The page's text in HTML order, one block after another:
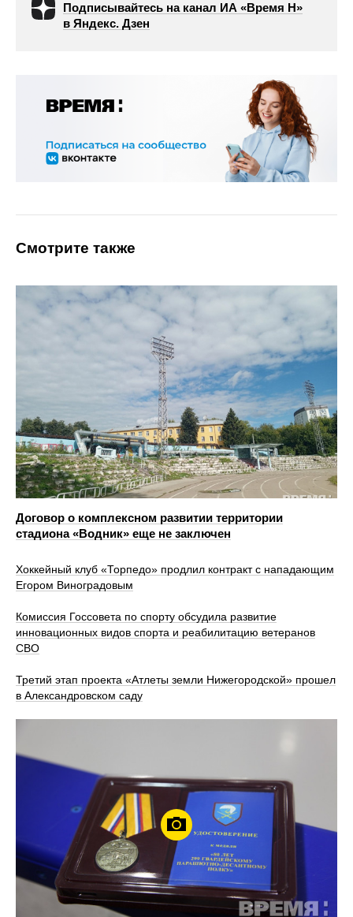
Подписывайтесь на канал ИА «Время Н»
в Яндекс. Дзен
Смотрите также
Договор о комплексном развитии территории
стадиона «Водник» еще не заключен
Хоккейный клуб «Торпедо» продлил контракт с нападающим
Егором Виноградовым
Комиссия Госсовета по спорту обсудила развитие
инновационных видов спорта и реабилитацию ветеранов
СВО
Третий этап проекта «Атлеты земли Нижегородской» прошел
в Александровском саду